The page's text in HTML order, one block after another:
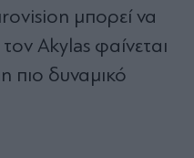
μπορεί να
Akylas φαίνεται
πιο δυναμικό